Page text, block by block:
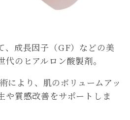
、成長因子（GF）などの美
のヒアルロン酸製剤。
により、肌のボリュームアッ
や質感改善をサポートしま